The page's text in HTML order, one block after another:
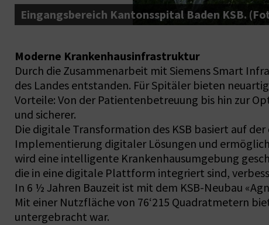
Eingangsbereich Kantonsspital Baden KSB.
Moderne Krankenhausinfrastruktur
Durch die Zusammenarbeit mit Siemens Smart
des Landes entstanden. Für Spitäler bieten
Vorteile: Von der Patientenbetreuung bis hin zur
und sicherer.
Die digitale Transformation des KSB basiert auf
Implementierung digitaler Lösungen und
wird eine intelligente Krankenhausumgebung
die in eine digitale Plattform integriert sind,
In 6 ½ Jahren Bauzeit ist mit dem KSB-Neubau
Mit einer Nutzfläche von 76‘215 Quadratmetern
untergebracht war.